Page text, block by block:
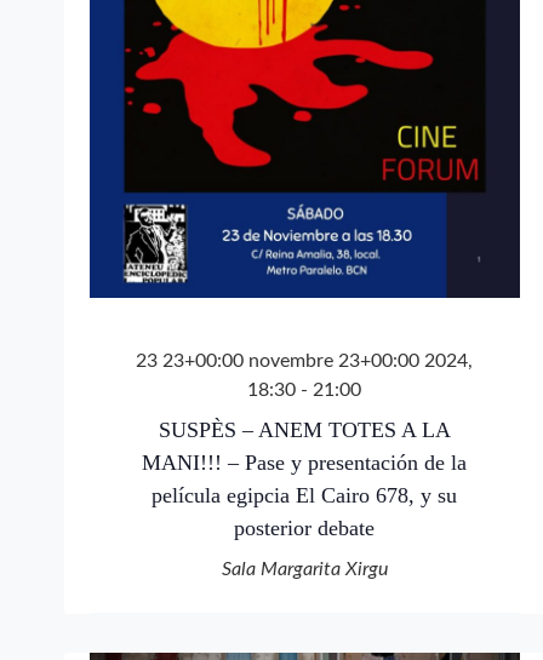
23 23+00:00 novembre 23+00:00 2024,
18:30 - 21:00
SUSPÈS – ANEM TOTES A LA
MANI!!! – Pase y presentación de la
película egipcia El Cairo 678, y su
posterior debate
Sala Margarita Xirgu